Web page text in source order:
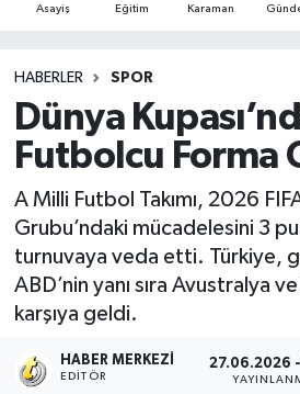
Asayiş Eğitim Karaman
HABERLER SPOR
Dünya
Futbolcu Forma
A Milli Futbol Takımı, 2026
Grubu’ndaki mücadelesini 3
turnuvaya veda etti. Türkiye,
ABD’nin yanı sıra Avustralya
karşıya geldi.
HABER MERKEZI
EDITÖR
27.06.2026 -
Ulusal Haberler
Vefat Edenler